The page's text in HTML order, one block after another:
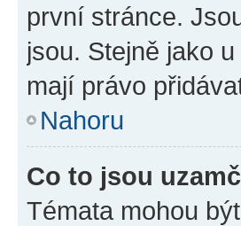
první stránce.
jsou. Stejně jako
mají právo
Nahoru
Co to jsou
Témata mohou